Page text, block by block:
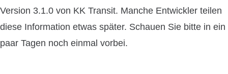
Version 3.1.0 von KK Transit. Manche Entwickler teilen
diese Information etwas später. Schauen Sie bitte in ein
paar Tagen noch einmal vorbei.